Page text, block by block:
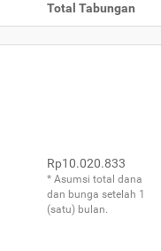
Total Tabungan
Rp10.020.833
* Asumsi total dana
dan bunga setelah 1
(satu) bulan.